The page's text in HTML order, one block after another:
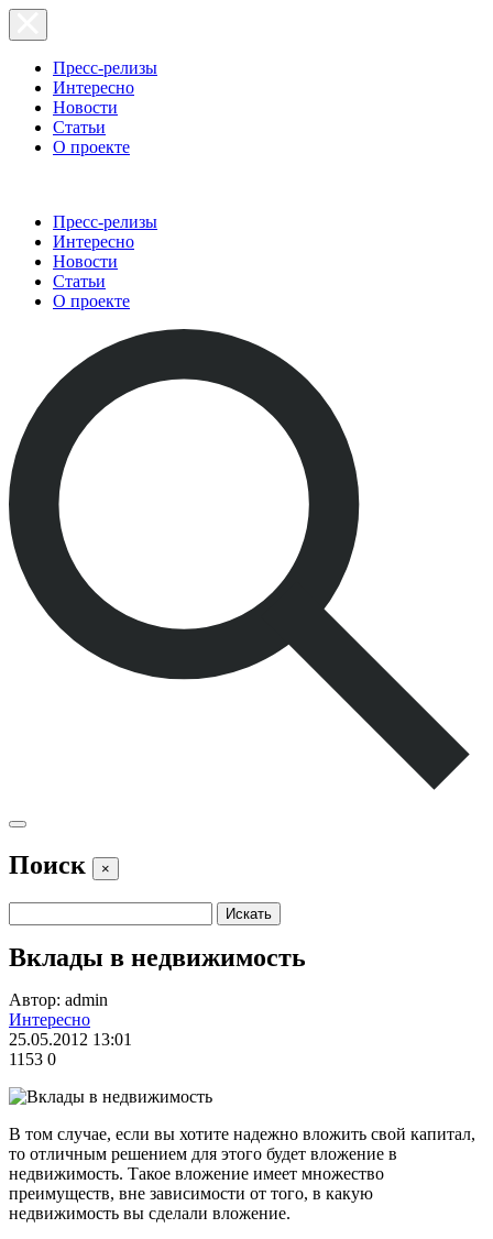
Пресс-релизы
Интересно
Новости
Статьи
О проекте
Пресс-релизы
Интересно
Новости
Статьи
О проекте
Поиск ×
Вклады в недвижимость
Автор: admin
Интересно
25.05.2012 13:01
1153 0
В том случае, если вы хотите надежно вложить свой капитал,
то отличным решением для этого будет вложение в
недвижимость. Такое вложение имеет множество
преимуществ, вне зависимости от того, в какую
недвижимость вы сделали вложение.